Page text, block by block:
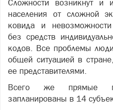
Сложности возникнут и
населения от сложной
ковида и невозможности
без средств
кодов. Все проблемы
общей ситуацией в
ее представителями.
Всего же прямые
запланированы в 14